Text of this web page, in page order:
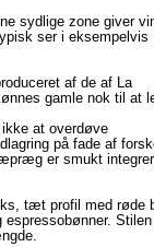
sydlige zone giver
ser i eksempelvis
af de af La
gamle nok til at
ikke at overdøve
på fade af
er smukt
tæt profil med røde
Stilen